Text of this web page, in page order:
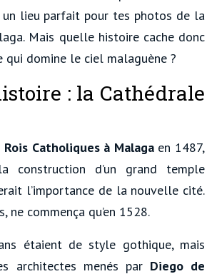
un lieu parfait pour tes photos de la
Mais quelle histoire cache donc
domine le ciel malaguène ?
: la Cathédrale
Rois Catholiques à Malagaen 1487,
construction d’un grand temple
l’importance de la nouvelle cité.
ne commença qu’en 1528.
étaient de style gothique, mais
architectes menés par Diego de